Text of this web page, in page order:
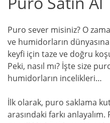
Puro sever misiniz? O
ve humidorların
keyfi için taze ve doğru
Peki, nasıl mı? İşte size
humidorların incelikleri…
İlk olarak, puro saklama
arasındaki farkı